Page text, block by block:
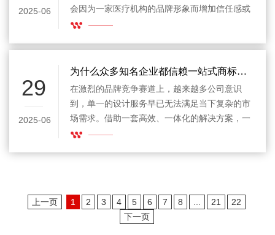
2025-06
会因为一家医疗机构的品牌形象而增加信任感或
选择意愿。医疗行业商标设计公司正以专业化、
识别系统，推动医疗服务从理性竞争走向情感链
接。
29
2025-06
为什么众多知名企业都信赖一站式商标设计公司
在激烈的品牌竞争赛道上，越来越多公司意识
到，单一的设计服务早已无法满足当下复杂的市
场需求。借助一套高效、一体化的解决方案，一
站式商标设计公司正成为企业提升专业形象和市
上一页
1 2 3 4 5 6 7 8 ... 21
22
下一页